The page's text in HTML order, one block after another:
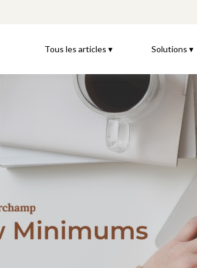
Tous les articles ▾ Solutions ▾